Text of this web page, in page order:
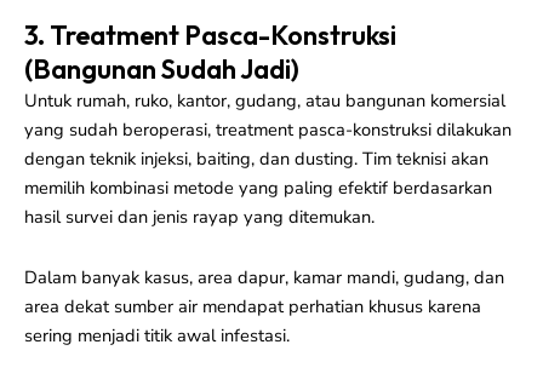
3. Treatment Pasca-Konstruksi
(Bangunan Sudah Jadi)
Untuk rumah, ruko, kantor, gudang, atau bangunan komersial
yang sudah beroperasi, treatment pasca-konstruksi dilakukan
dengan teknik injeksi, baiting, dan dusting. Tim teknisi akan
memilih kombinasi metode yang paling efektif berdasarkan
hasil survei dan jenis rayap yang ditemukan.
Dalam banyak kasus, area dapur, kamar mandi, gudang, dan
area dekat sumber air mendapat perhatian khusus karena
sering menjadi titik awal infestasi.